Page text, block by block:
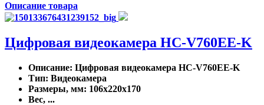
Описание товара
Цифровая видеокамера HC-V760EE-K
Описание: Цифровая видеокамера HC-V760EE-K
Тип: Видеокамера
Размеры, мм: 106x220x170
Вес, ...